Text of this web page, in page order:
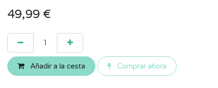
49,99 €
Añadir a la cesta Comprar ahora